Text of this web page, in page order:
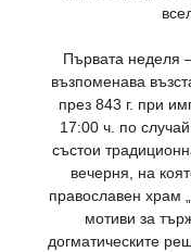
Първата неделя
възпоменава
през 843 г. при
17:00 ч. по
състои
вечерня, на
православен храм
мотиви за
догматическите